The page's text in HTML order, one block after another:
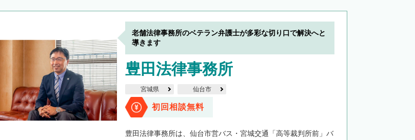
老舗法律事務所のベテラン弁護士が多彩な切り口で解決へと
導きます
豊田法律事務所
宮城県 仙台市
初回相談無料
豊田法律事務所は、仙台市営バス・宮城交通「高等裁判所前」バ